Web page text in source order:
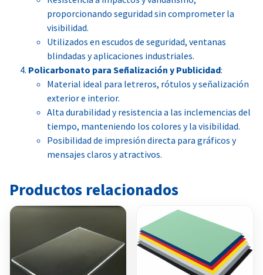
proporcionando seguridad sin comprometer la
visibilidad.
Utilizados en escudos de seguridad, ventanas
blindadas y aplicaciones industriales.
Policarbonato para Señalización y Publicidad:
Material ideal para letreros, rótulos y señalización
exterior e interior.
Alta durabilidad y resistencia a las inclemencias del
tiempo, manteniendo los colores y la visibilidad.
Posibilidad de impresión directa para gráficos y
mensajes claros y atractivos.
Productos relacionados